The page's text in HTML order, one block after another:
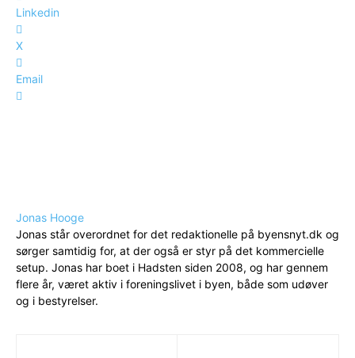
Linkedin
X
Email
Jonas Hooge
Jonas står overordnet for det redaktionelle på byensnyt.dk og
sørger samtidig for, at der også er styr på det kommercielle
setup. Jonas har boet i Hadsten siden 2008, og har gennem
flere år, været aktiv i foreningslivet i byen, både som udøver
og i bestyrelser.